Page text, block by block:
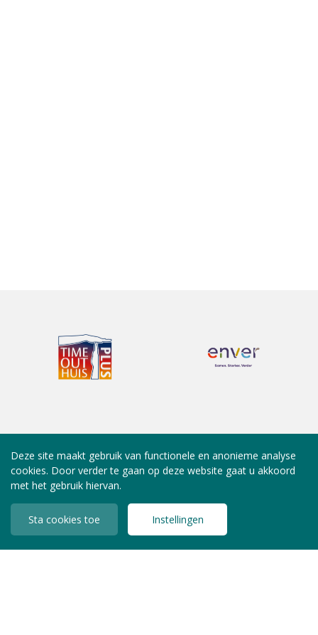
Deze site maakt gebruik van functionele en anonieme analyse
cookies. Door verder te gaan op deze website gaat u akkoord
met het gebruik hiervan.
Sta cookies toe Instellingen